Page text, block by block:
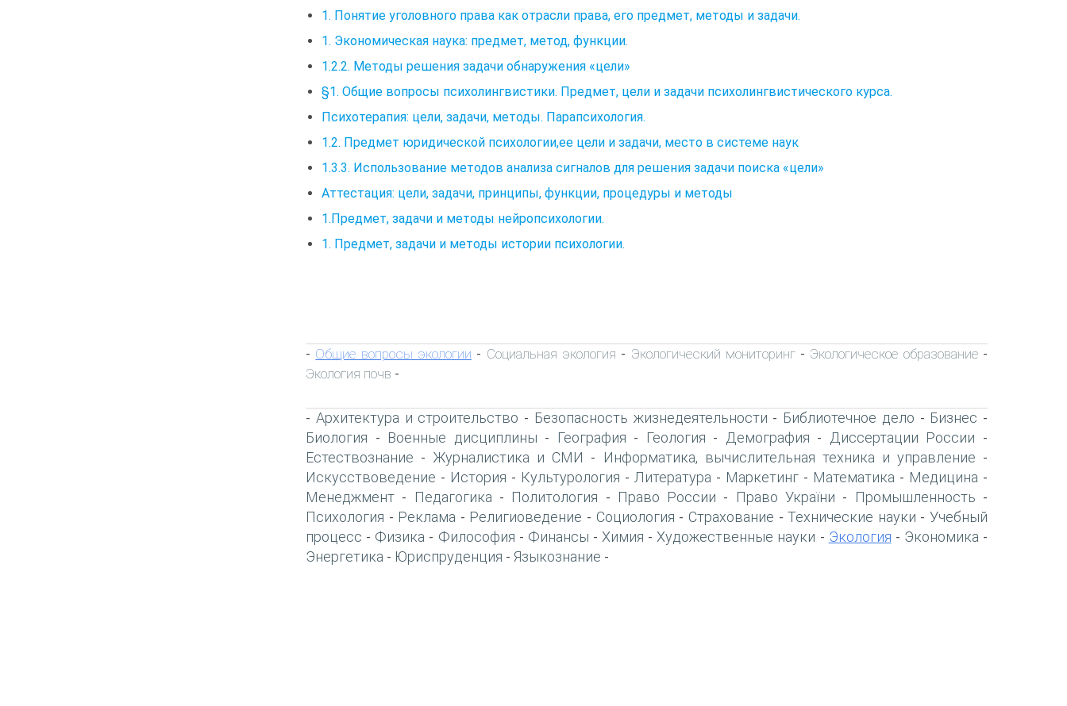
1. Понятие уголовного права как отрасли права, его предмет, методы и задачи.
1. Экономическая наука: предмет, метод, функции.
1.2.2. Методы решения задачи обнаружения «цели»
§1. Общие вопросы психолингвистики. Предмет, цели и задачи психолингвистического курса.
Психотерапия: цели, задачи, методы. Парапсихология.
1.2. Предмет юридической психологии,ее цели и задачи, место в системе наук
1.3.3. Использование методов анализа сигналов для решения задачи поиска «цели»
Аттестация: цели, задачи, принципы, функции, процедуры и методы
1.Предмет, задачи и методы нейропсихологии.
1. Предмет, задачи и методы истории психологии.
- Общие вопросы экологии - Социальная экология - Экологический мониторинг- Экологическое образование-
Экология почв -
- Архитектура и строительство - Безопасность жизнедеятельности - Библиотечное дело - Бизнес -
Биология - Военные дисциплины - География - Геология - Демография - Диссертации России -
Естествознание - Журналистика и СМИ - Информатика, вычислительная техника и управление -
Искусствоведение - История - Культурология - Литература - Маркетинг - Математика - Медицина -
Менеджмент - Педагогика - Политология - Право России - Право України - Промышленность -
Психология - Реклама - Религиоведение - Социология - Страхование -Технические науки -Учебный
процесс - Физика - Философия - Финансы - Химия - Художественные науки - Экология - Экономика -
Энергетика - Юриспруденция - Языкознание -